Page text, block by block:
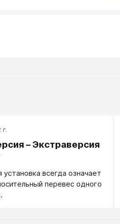
– Экстраверсия
установка все­гда означает
перевес одного